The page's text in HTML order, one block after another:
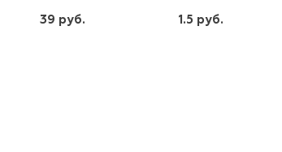
39 руб. 1.5 руб.